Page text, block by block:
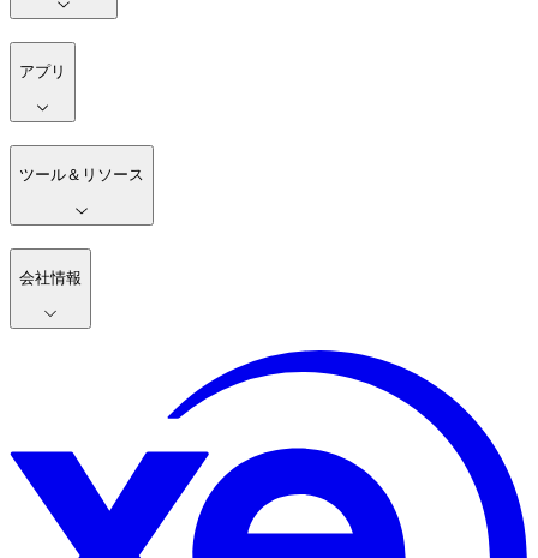
アプリ
ツール＆リソース
会社情報